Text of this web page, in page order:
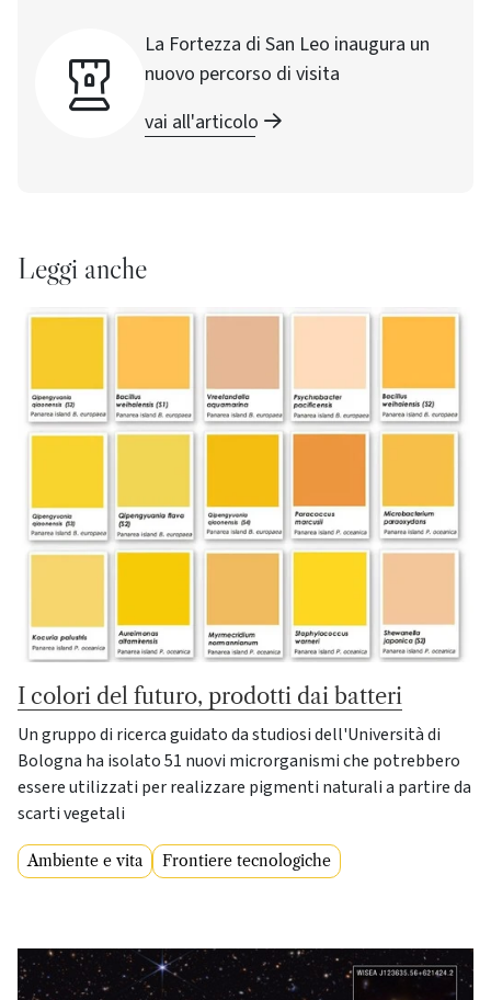
La Fortezza di San Leo inaugura un
nuovo percorso di visita
vai all'articolo
Leggi anche
I colori del futuro, prodotti dai batteri
Un gruppo di ricerca guidato da studiosi dell'Università di
Bologna ha isolato 51 nuovi microrganismi che potrebbero
essere utilizzati per realizzare pigmenti naturali a partire da
scarti vegetali
Ambiente e vita Frontiere tecnologiche